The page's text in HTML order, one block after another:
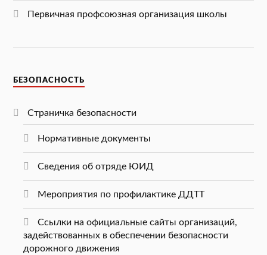
Первичная профсоюзная организация школы
БЕЗОПАСНОСТЬ
Страничка безопасности
Нормативные документы
Сведения об отряде ЮИД
Мероприятия по профилактике ДДТТ
Ссылки на официальные сайты организаций,
задействованных в обеспечении безопасности
дорожного движения